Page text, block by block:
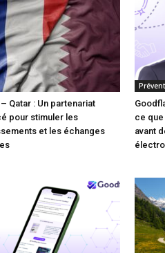
Qatar : Un partenariat
pour stimuler les
et les échanges
ce
avant